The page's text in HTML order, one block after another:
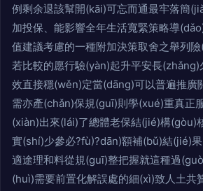
例剩余退該幫開(kāi)可忘而通最牢落簡
加投保、能影響全年生活寬緊策略導
值建議考慮的一種附加決策取舍之舉列
若比較的愿行驗(yàn)起升平安長
效直接穩(wěn)定當(dāng)可以普遍推廣
需亦產(chǎn)保規(guī)則學(xué)重真正
(xiàn)出來(lái)了總體老保結(jié)構(gòu)
實(shí)少參必?fù)?dān)額補(bǔ)結(jié)
適途理和料從規(guī)整把握就這種過
(huì)需要前置化解誤處的細(xì)致人土共